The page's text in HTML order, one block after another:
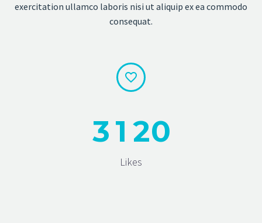
exercitation ullamco laboris nisi ut aliquip ex ea commodo
consequat.


31 20
Likes